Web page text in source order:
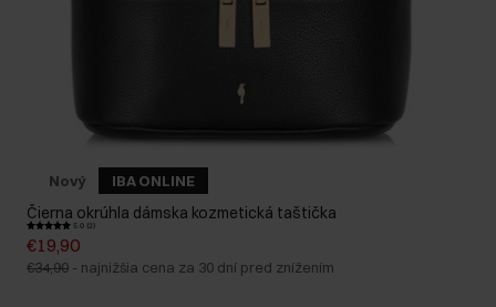
Nový IBA ONLINE
Čierna okrúhla dámska kozmetická taštička
5.0 (2)
€19,90
€34,90 - najnižšia cena za 30 dní pred znížením